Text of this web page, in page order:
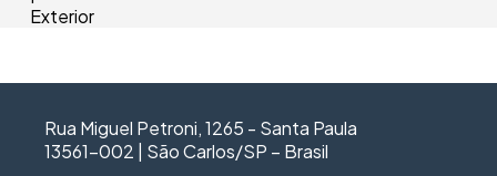
Exterior
Rua Miguel Petroni, 1265 - Santa Paula
13561-002 | São Carlos/SP – Brasil